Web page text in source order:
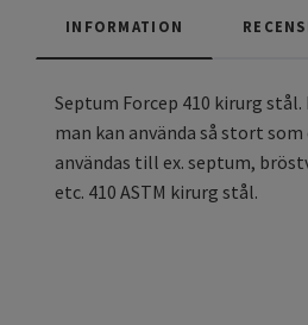
INFORMATION
Septum Forcep 410 kirurg
man kan använda så stort som
användas till ex. septum,
etc. 410 ASTM kirurg stål.